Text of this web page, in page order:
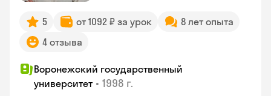
5 от 1092 ₽ за урок
8 лет опыта
4 отзыва
Воронежский государственный
университет • 1998 г.